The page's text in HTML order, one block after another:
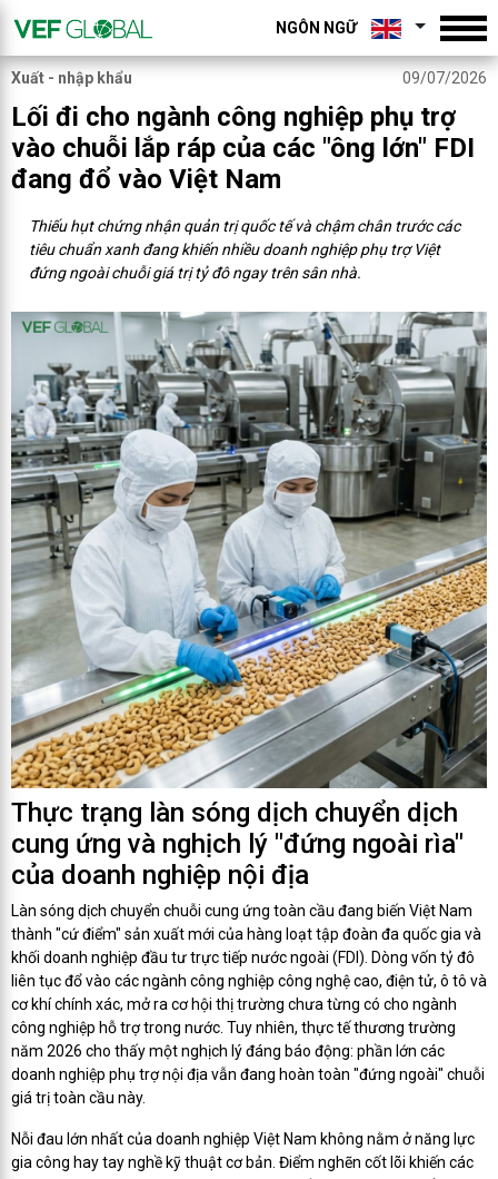
NGÔN NGỮ
Xuất - nhập khẩu 09/07/2026
Lối đi cho ngành công nghiệp phụ trợ
vào chuỗi lắp ráp của các "ông lớn" FDI
đang đổ vào Việt Nam
Thiếu hụt chứng nhận quản trị quốc tế và chậm chân trước các
tiêu chuẩn xanh đang khiến nhiều doanh nghiệp phụ trợ Việt
đứng ngoài chuỗi giá trị tỷ đô ngay trên sân nhà.
Thực trạng làn sóng dịch chuyển dịch
cung ứng và nghịch lý "đứng ngoài rìa"
của doanh nghiệp nội địa
Làn sóng dịch chuyển chuỗi cung ứng toàn cầu đang biến Việt Nam
thành "cứ điểm" sản xuất mới của hàng loạt tập đoàn đa quốc gia và
khối doanh nghiệp đầu tư trực tiếp nước ngoài (FDI). Dòng vốn tỷ đô
liên tục đổ vào các ngành công nghiệp công nghệ cao, điện tử, ô tô và
cơ khí chính xác, mở ra cơ hội thị trường chưa từng có cho ngành
công nghiệp hỗ trợ trong nước. Tuy nhiên, thực tế thương trường
năm 2026 cho thấy một nghịch lý đáng báo động: phần lớn các
doanh nghiệp phụ trợ nội địa vẫn đang hoàn toàn "đứng ngoài" chuỗi
giá trị toàn cầu này.
Nỗi đau lớn nhất của doanh nghiệp Việt Nam không nằm ở năng lực
gia công hay tay nghề kỹ thuật cơ bản. Điểm nghẽn cốt lõi khiến các